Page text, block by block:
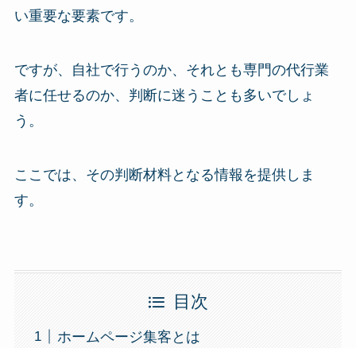
い重要な要素です。
ですが、自社で行うのか、それとも専門の代行業
者に任せるのか、判断に迷うことも多いでしょ
う。
ここでは、その判断材料となる情報を提供しま
す。
目次
ホームページ集客とは